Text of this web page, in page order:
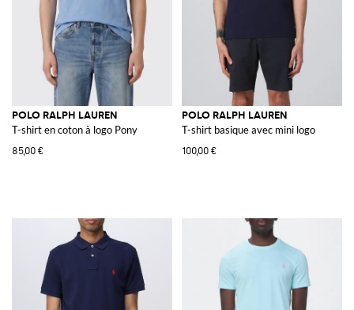
POLO RALPH LAUREN
T-shirt en coton à logo Pony
85,00 €
POLO RALPH LAUREN
T-shirt basique avec mini logo
100,00 €